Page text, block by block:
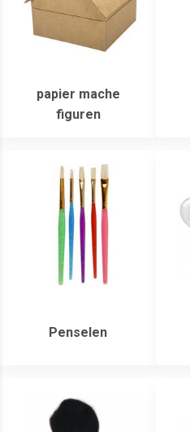
papier mache
figuren
Penselen